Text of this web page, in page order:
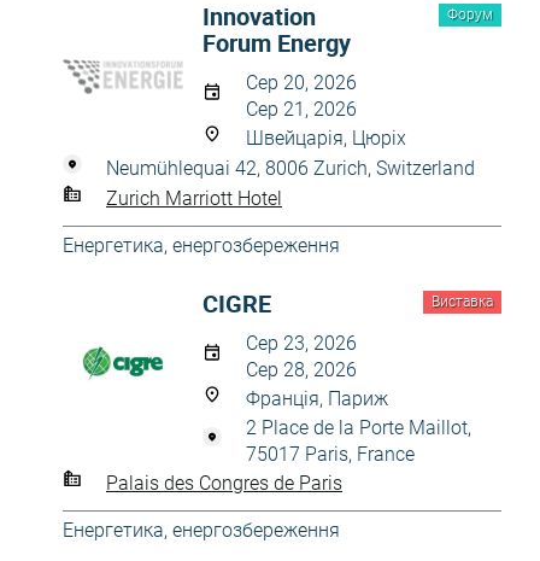
Форум
Innovation
Forum Energy
Сер 20, 2026
Сер 21, 2026
Швейцарія, Цюріх
Neumühlequai 42, 8006 Zurich, Switzerland
Zurich Marriott Hotel
Енергетика, енергозбереження
Виставка
CIGRE
Сер 23, 2026
Сер 28, 2026
Франція, Париж
2 Place de la Porte Maillot,
75017 Paris, France
Palais des Congres de Paris
Енергетика, енергозбереження